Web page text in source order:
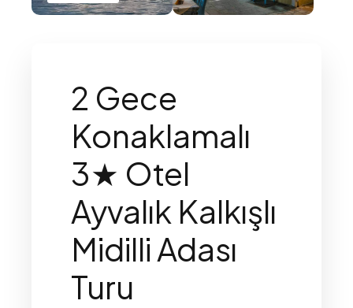
2 Gece
Konaklamalı
3★ Otel
Ayvalık Kalkışlı
Midilli Adası
Turu